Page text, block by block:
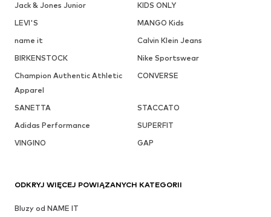
Jack & Jones Junior
KIDS ONLY
LEVI'S
MANGO Kids
name it
Calvin Klein Jeans
BIRKENSTOCK
Nike Sportswear
Champion Authentic Athletic
Apparel
CONVERSE
SANETTA
STACCATO
Adidas Performance
SUPERFIT
VINGINO
GAP
ODKRYJ WIĘCEJ POWIĄZANYCH KATEGORII
Bluzy od NAME IT